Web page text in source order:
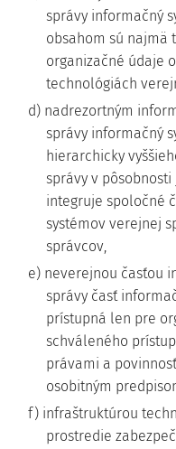
správy informačný
obsahom sú najmä
organizačné údaje
technológiách
d) nadrezortným
správy informačný
hierarchicky
správy v
integruje spoločné
systémov verejnej
správcov,
e) neverejnou časťou
správy časť
prístupná len pre
schváleného
právami a
osobitným
f) infraštruktúrou
prostredie